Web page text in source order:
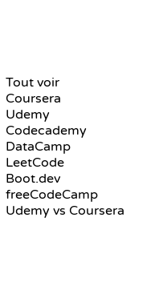
Tout voir
Coursera
Udemy
Codecademy
DataCamp
LeetCode
Boot.dev
freeCodeCamp
Udemy vs Coursera